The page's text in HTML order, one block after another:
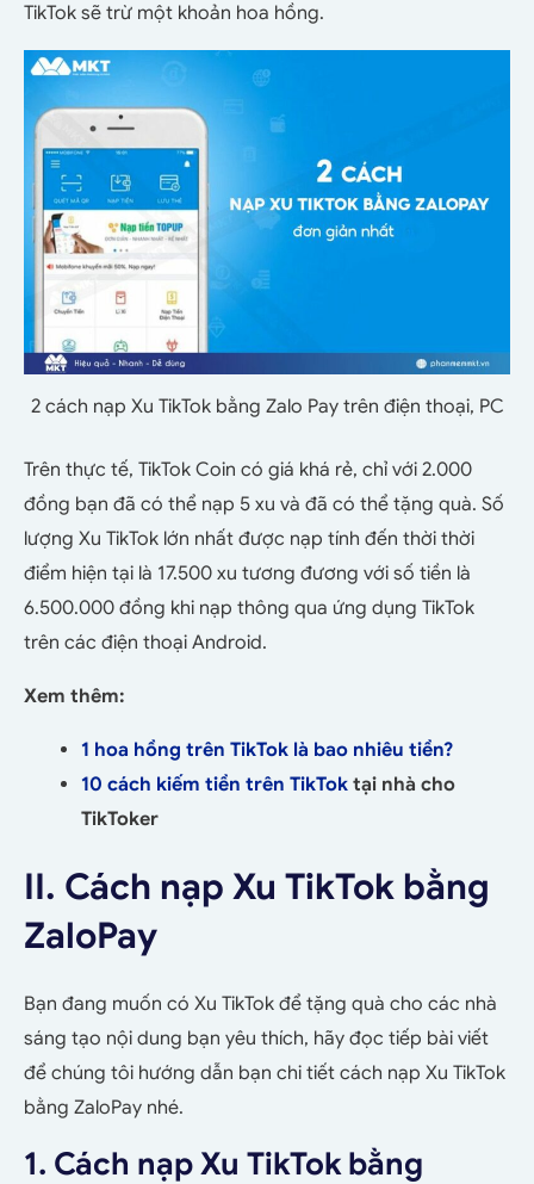
TikTok sẽ trừ một khoản hoa hồng.
2 cách nạp Xu TikTok bằng Zalo Pay trên điện thoại, PC
Trên thực tế, TikTok Coin có giá khá rẻ, chỉ với 2.000
đồng bạn đã có thể nạp 5 xu và đã có thể tặng quà. Số
lượng Xu TikTok lớn nhất được nạp tính đến thời thời
điểm hiện tại là 17.500 xu tương đương với số tiền là
6.500.000 đồng khi nạp thông qua ứng dụng TikTok
trên các điện thoại Android.
Xem thêm:
1 hoa hồng trên TikTok là bao nhiêu tiền?
10 cách kiếm tiền trên TikTok tại nhà cho
TikToker
II. Cách nạp Xu TikTok bằng
ZaloPay
Bạn đang muốn có Xu TikTok để tặng quà cho các nhà
sáng tạo nội dung bạn yêu thích, hãy đọc tiếp bài viết
để chúng tôi hướng dẫn bạn chi tiết cách nạp Xu TikTok
bằng ZaloPay nhé.
1. Cách nạp Xu TikTok bằng